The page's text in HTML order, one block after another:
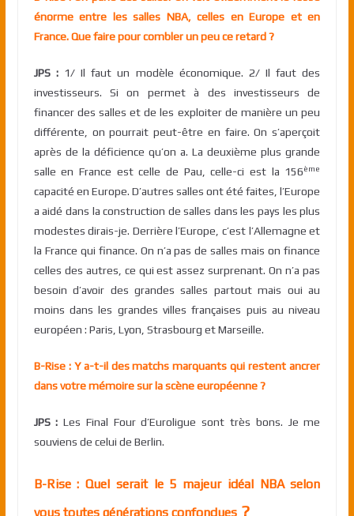
énorme entre les salles NBA, celles en Europe et en
France. Que faire pour combler un peu ce retard ?
JPS : 1/ Il faut un modèle économique. 2/ Il faut des
investisseurs. Si on permet à des investisseurs de
financer des salles et de les exploiter de manière un peu
différente, on pourrait peut-être en faire. On s’aperçoit
après de la déficience qu’on a. La deuxième plus grande
salle en France est celle de Pau, celle-ci est la 156ème
capacité en Europe. D’autres salles ont été faites, l’Europe
a aidé dans la construction de salles dans les pays les plus
modestes dirais-je. Derrière l’Europe, c’est l’Allemagne et
la France qui finance. On n’a pas de salles mais on finance
celles des autres, ce qui est assez surprenant. On n’a pas
besoin d’avoir des grandes salles partout mais oui au
moins dans les grandes villes françaises puis au niveau
européen : Paris, Lyon, Strasbourg et Marseille.
B-Rise : Y a-t-il des matchs marquants qui restent ancrer
dans votre mémoire sur la scène européenne ?
JPS :Les Final Four d’Euroligue sont très bons. Je me
souviens de celui de Berlin.
B-Rise : Quel serait le 5 majeur idéal NBA selon
vous toutes générations confondues?